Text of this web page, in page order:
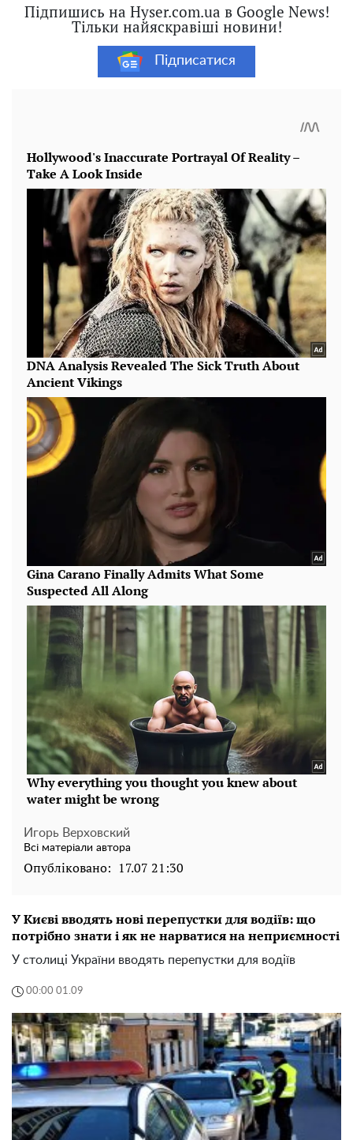
Підпишись на Hyser.com.ua в Google News!
Тільки найяскравіші новини!
Підписатися
Игорь Верховский
Всі матеріали автора
Опубліковано: 17.07 21:30
У Києві вводять нові перепустки для водіїв: що
потрібно знати і як не нарватися на неприємності
У столиці України вводять перепустки для водіїв
00:00 01.09